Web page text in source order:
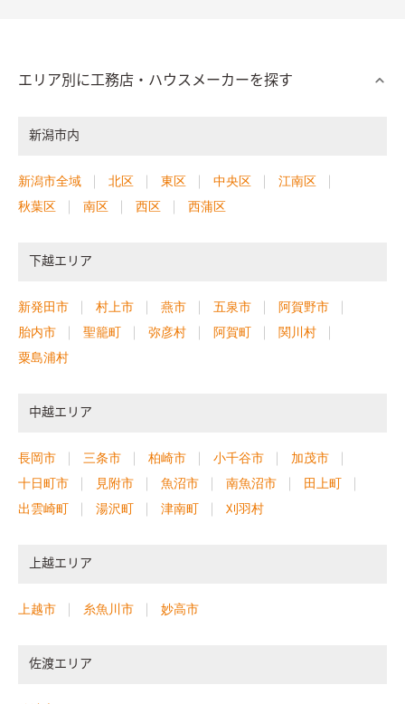
エリア別に工務店・ハウスメーカーを探す
新潟市内
新潟市全域 北区 東区 中央区
江南区
秋葉区
南区 西区 西蒲区
下越エリア
新発田市 村上市 燕市 五泉市
阿賀野市
胎内市
聖籠町 弥彦村 阿賀町
関川村
粟島浦村
中越エリア
長岡市 三条市 柏崎市 小千谷市
加茂市
十日町市
見附市 魚沼市 南魚沼市
田上町
出雲崎町
湯沢町 津南町 刈羽村
上越エリア
上越市 糸魚川市 妙高市
佐渡エリア